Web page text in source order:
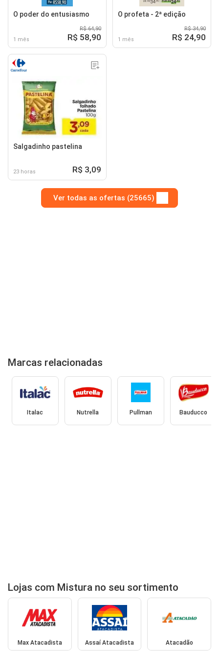
O poder do entusiasmo
1 mês
R$ 64,90
R$ 58,90
O profeta - 2ª edição
1 mês
R$ 34,90
R$ 24,90
Salgadinho pastelina
23 horas R$ 3,09
Ver todas as ofertas (25665)
Marcas relacionadas
Italac Nutrella Pullman Bauducco
Lojas com Mistura no seu sortimento
Max Atacadista Assaí Atacadista Atacadão